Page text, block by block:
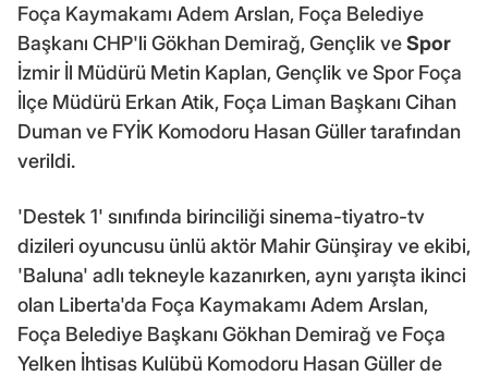
Foça Kaymakamı Adem Arslan, Foça Belediye
Başkanı CHP'li Gökhan Demirağ, Gençlik veSpor
İzmir İl Müdürü Metin Kaplan, Gençlik ve Spor Foça
İlçe Müdürü Erkan Atik, Foça Liman Başkanı Cihan
Duman ve FYİK Komodoru Hasan Güller tarafından
verildi.
'Destek 1' sınıfında birinciliği sinema-tiyatro-tv
dizileri oyuncusu ünlü aktör Mahir Günşiray ve ekibi,
'Baluna' adlı tekneyle kazanırken, aynı yarışta ikinci
olan Liberta'da Foça Kaymakamı Adem Arslan,
Foça Belediye Başkanı Gökhan Demirağ ve Foça
Yelken İhtisas Kulübü Komodoru Hasan Güller de